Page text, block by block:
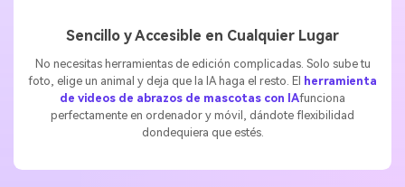
No necesitas herramientas de edición complicadas. Solo sube tu
foto, elige un animal y deja que la IA haga el resto. Elherramienta
de videos de abrazos de mascotas con IAfunciona
perfectamente en ordenador y móvil, dándote flexibilidad